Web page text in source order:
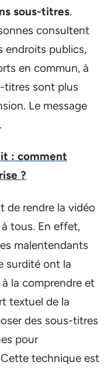
sous-titres.
consultent
endroits publics,
en commun, à
titres sont plus
Le message
: comment
?
de rendre la vidéo
tous. En effet,
malentendants
surdité ont la
la comprendre et
textuel de la
des sous-titres
pour
technique est